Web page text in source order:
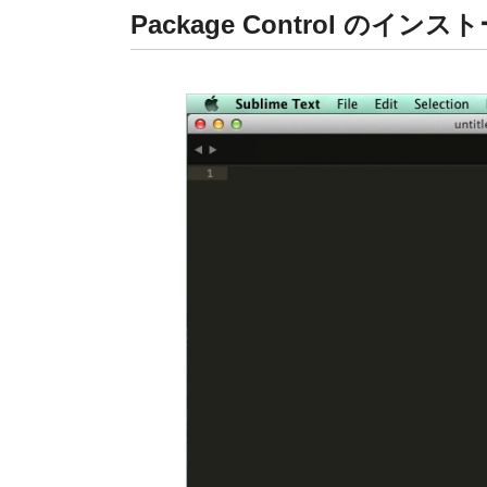
Package Control のインスト